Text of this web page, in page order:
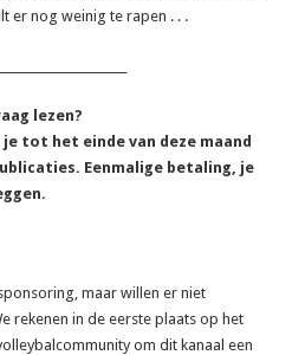
er nog weinig te rapen . . .
lezen?
je tot het einde van deze maand
Eenmalige betaling, je
maar willen er niet
rekenen in de eerste plaats op het
om dit kanaal een